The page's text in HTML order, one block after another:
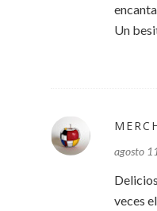
Un
agosto
veces